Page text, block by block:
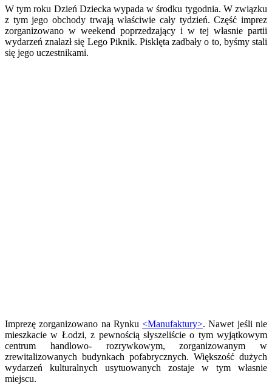
W tym roku Dzień Dziecka wypada w środku tygodnia. W związku
z tym jego obchody trwają właściwie cały tydzień. Część imprez
zorganizowano w weekend poprzedzający i w tej własnie partii
wydarzeń znalazł się Lego Piknik. Pisklęta zadbały o to, byśmy stali
się jego uczestnikami.
Imprezę zorganizowano na Rynku<Manufaktury>. Nawet jeśli nie
mieszkacie w Łodzi, z pewnością słyszeliście o tym wyjątkowym
centrum handlowo- rozrywkowym, zorganizowanym w
zrewitalizowanych budynkach pofabrycznych. Większość dużych
wydarzeń kulturalnych usytuowanych zostaje w tym własnie
miejscu.